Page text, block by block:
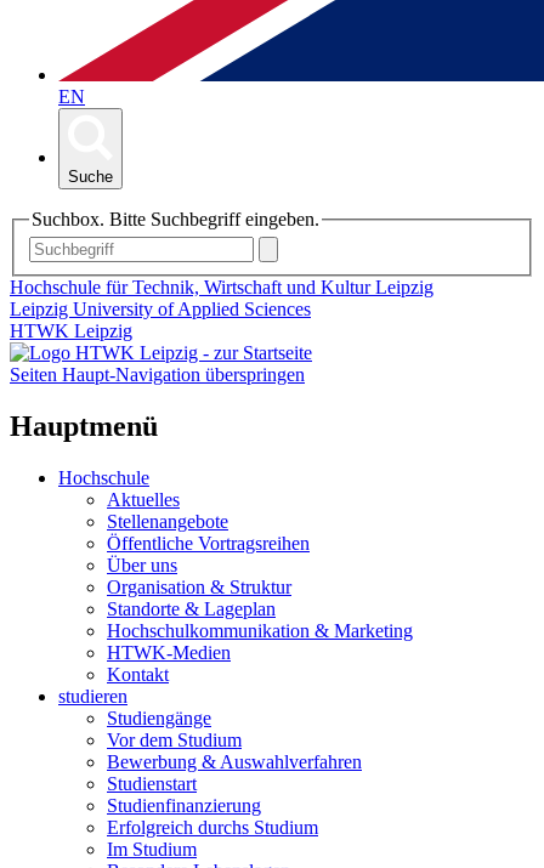
EN
Suche
Suchbox. Bitte Suchbegriff eingeben.
Hochschule für Technik, Wirtschaft und Kultur Leipzig
Leipzig University of Applied Sciences
HTWK Leipzig
Seiten Haupt-Navigation überspringen
Hauptmenü
Hochschule
Aktuelles
Stellenangebote
Öffentliche Vortragsreihen
Über uns
Organisation & Struktur
Standorte & Lageplan
Hochschulkommunikation & Marketing
HTWK-Medien
Kontakt
studieren
Studiengänge
Vor dem Studium
Bewerbung & Auswahlverfahren
Studienstart
Studienfinanzierung
Erfolgreich durchs Studium
Im Studium